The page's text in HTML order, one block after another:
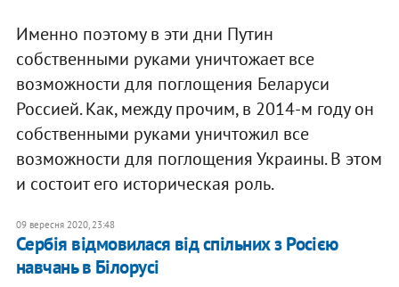
Именно поэтому в эти дни Путин
собственными руками уничтожает все
возможности для поглощения Беларуси
Россией. Как, между прочим, в 2014-м году он
собственными руками уничтожил все
возможности для поглощения Украины. В этом
и состоит его историческая роль.
09 вересня 2020, 23:48
Сербія відмовилася від спільних з Росією
навчань в Білорусі